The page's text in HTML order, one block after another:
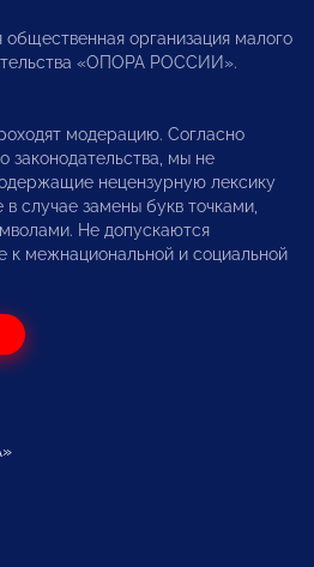
организация малого
«ОПОРА РОССИИ».
модерацию. Согласно
законодательства, мы не
нецензурную лексику
случае замены букв точками,
Не допускаются
межнациональной и социальной